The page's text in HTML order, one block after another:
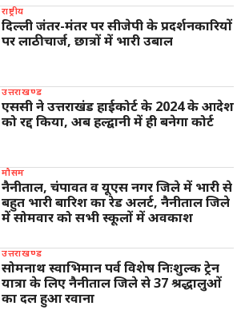
राष्ट्रीय
दिल्ली जंतर-मंतर पर सीजेपी के प्रदर्शनकारियों
पर लाठीचार्ज, छात्रों में भारी उबाल
उत्तराखण्ड
एससी ने उत्तराखंड हाईकोर्ट के 2024 के आदेश
को रद्द किया, अब हल्द्वानी में ही बनेगा कोर्ट
मौसम
नैनीताल, चंपावत व यूएस नगर जिले में भारी से
बहुत भारी बारिश का रेड अलर्ट, नैनीताल जिले
में सोमवार को सभी स्कूलों में अवकाश
उत्तराखण्ड
सोमनाथ स्वाभिमान पर्व विशेष निःशुल्क ट्रेन
यात्रा के लिए नैनीताल जिले से 37 श्रद्धालुओं
का दल हुआ रवाना